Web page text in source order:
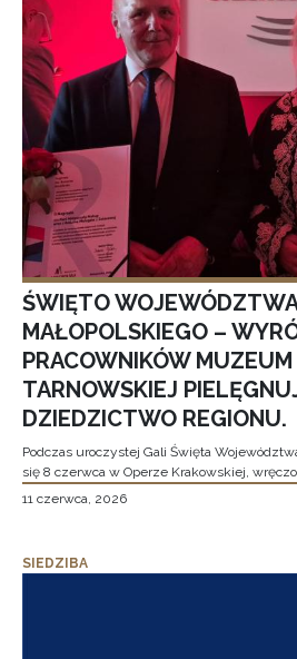
ŚWIĘTO WOJEWÓDZTWA
MAŁOPOLSKIEGO –
PRACOWNIKÓW MUZEUM
TARNOWSKIEJ
DZIEDZICTWO REGIONU.
Podczas uroczystej Gali Święta
się 8 czerwca w Operze Krakowskiej,
11 czerwca, 2026
SIEDZIBA